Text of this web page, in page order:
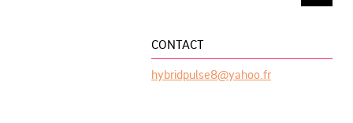
CONTACT
hybridpulse8@yahoo.fr